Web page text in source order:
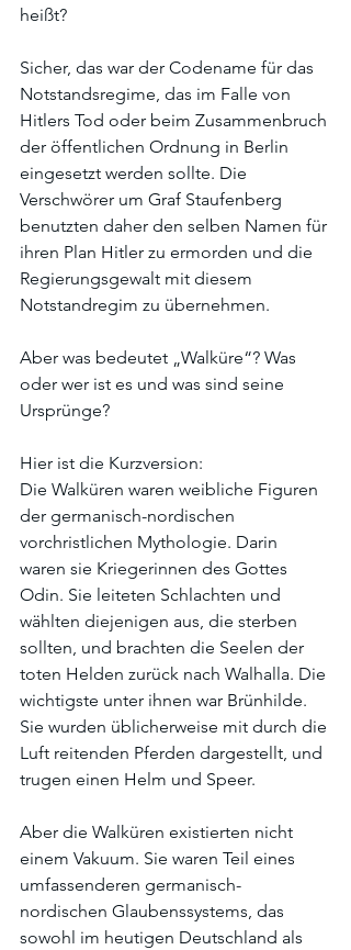
heißt?
Sicher, das war der Codename für das
Notstandsregime, das im Falle von
Hitlers Tod oder beim Zusammenbruch
der öffentlichen Ordnung in Berlin
eingesetzt werden sollte. Die
Verschwörer um Graf Staufenberg
benutzten daher den selben Namen für
ihren Plan Hitler zu ermorden und die
Regierungsgewalt mit diesem
Notstandregim zu übernehmen.
Aber was bedeutet „Walküre“? Was
oder wer ist es und was sind seine
Ursprünge?
Hier ist die Kurzversion:
Die Walküren waren weibliche Figuren
der germanisch-nordischen
vorchristlichen Mythologie. Darin
waren sie Kriegerinnen des Gottes
Odin. Sie leiteten Schlachten und
wählten diejenigen aus, die sterben
sollten, und brachten die Seelen der
toten Helden zurück nach Walhalla. Die
wichtigste unter ihnen war Brünhilde.
Sie wurden üblicherweise mit durch die
Luft reitenden Pferden dargestellt, und
trugen einen Helm und Speer.
Aber die Walküren existierten nicht
einem Vakuum. Sie waren Teil eines
umfassenderen germanisch-
nordischen Glaubenssystems, das
sowohl im heutigen Deutschland als